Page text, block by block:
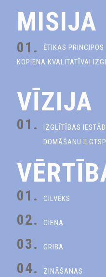
MISIJA
01.
ĒTIKAS
KOPIENA KVALITATĪVAI
VĪZIJA
01.
IZGLĪTĪBAS
DOMĀŠANU
01. CILVĒKS
02. CIEŅA
03. GRIBA
04. ZINĀŠANAS